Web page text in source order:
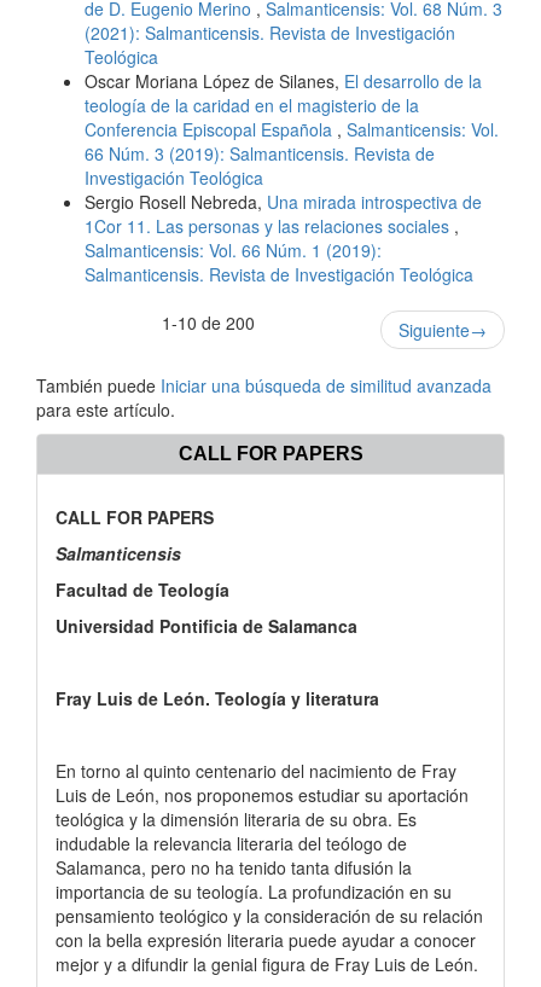
de D. Eugenio Merino , Salmanticensis: Vol. 68 Núm. 3
(2021): Salmanticensis. Revista de Investigación
Teológica
Oscar Moriana López de Silanes, El desarrollo de la
teología de la caridad en el magisterio de la
Conferencia Episcopal Española , Salmanticensis: Vol.
66 Núm. 3 (2019): Salmanticensis. Revista de
Investigación Teológica
Sergio Rosell Nebreda, Una mirada introspectiva de
1Cor 11. Las personas y las relaciones sociales ,
Salmanticensis: Vol. 66 Núm. 1 (2019):
Salmanticensis. Revista de Investigación Teológica
1-10 de 200
Siguiente→
También puede Iniciar una búsqueda de similitud avanzada
para este artículo.
CALL FOR PAPERS
CALL FOR PAPERS
Salmanticensis
Facultad de Teología
Universidad Pontificia de Salamanca
Fray Luis de León. Teología y literatura
En torno al quinto centenario del nacimiento de Fray
Luis de León, nos proponemos estudiar su aportación
teológica y la dimensión literaria de su obra. Es
indudable la relevancia literaria del teólogo de
Salamanca, pero no ha tenido tanta difusión la
importancia de su teología. La profundización en su
pensamiento teológico y la consideración de su relación
con la bella expresión literaria puede ayudar a conocer
mejor y a difundir la genial figura de Fray Luis de León.